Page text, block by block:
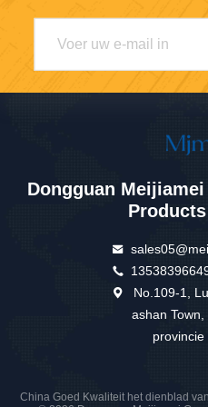
Dongguan
No.109-1,
ashan
China Goed Kwaliteit het dienblad